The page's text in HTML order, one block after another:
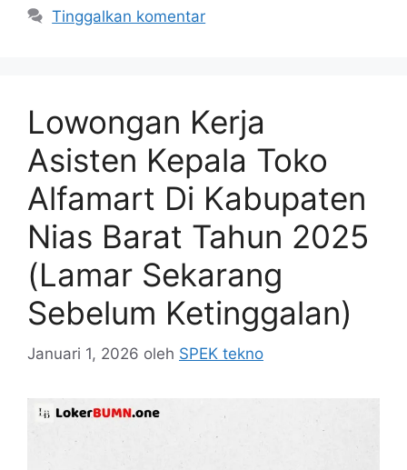
Tinggalkan komentar
Lowongan Kerja
Asisten Kepala Toko
Alfamart Di Kabupaten
Nias Barat Tahun 2025
(Lamar Sekarang
Sebelum Ketinggalan)
Januari 1, 2026 oleh SPEK tekno